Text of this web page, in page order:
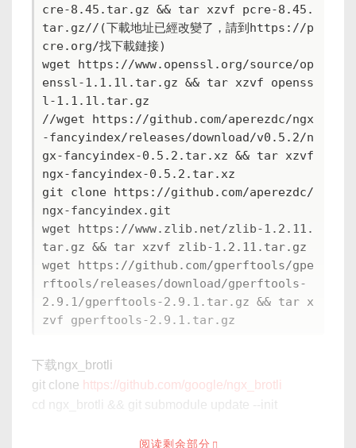
cre-8.45.tar.gz && tar xzvf pcre-8.45.
tar.gz//(下載地址已經改變了，請到https://p
cre.org/找下載鏈接)
wget https://www.openssl.org/source/op
enssl-1.1.1l.tar.gz && tar xzvf openss
l-1.1.1l.tar.gz
//wget https://github.com/aperezdc/ngx
-fancyindex/releases/download/v0.5.2/n
gx-fancyindex-0.5.2.tar.xz && tar xzvf
ngx-fancyindex-0.5.2.tar.xz
git clone https://github.com/aperezdc/
ngx-fancyindex.git
wget https://www.zlib.net/zlib-1.2.11.
tar.gz && tar xzvf zlib-1.2.11.tar.gz
wget https://github.com/gperftools/gpe
rftools/releases/download/gperftools-
2.9.1/gperftools-2.9.1.tar.gz && tar x
下载ngx_brotli
git clone https://github.com/google/ngx_brotli
cd ngx_brotli && git submodule update --init
阅读剩余部分